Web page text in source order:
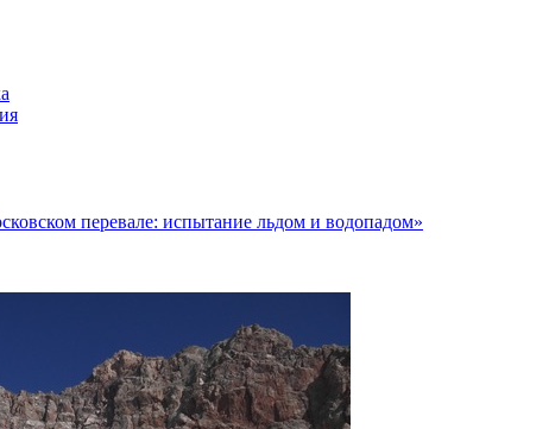
перевале: испытание льдом и водопадом»